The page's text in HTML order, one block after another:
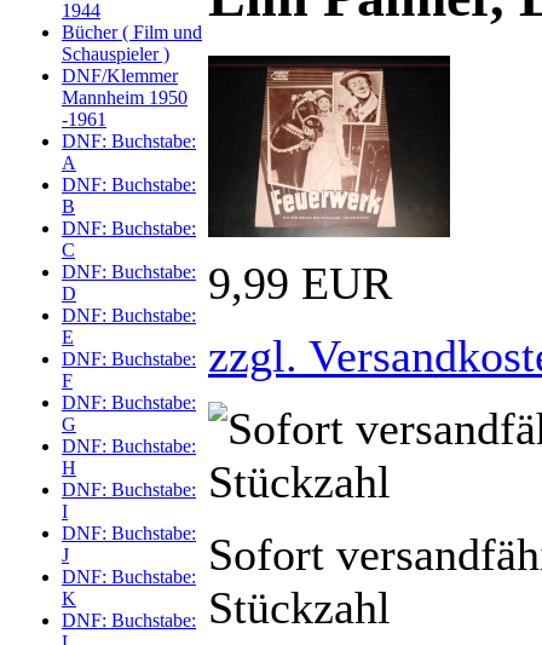
1944
Bücher ( Film und
Schauspieler )
DNF/Klemmer
Mannheim 1950
-1961
DNF: Buchstabe:
A
DNF: Buchstabe:
B
DNF: Buchstabe:
C
DNF: Buchstabe:
D
DNF: Buchstabe:
E
DNF: Buchstabe:
F
DNF: Buchstabe:
G
DNF: Buchstabe:
H
DNF: Buchstabe:
I
DNF: Buchstabe:
J
DNF: Buchstabe:
K
DNF: Buchstabe:
9,99 EUR
zzgl.
Sofort
Stückzahl